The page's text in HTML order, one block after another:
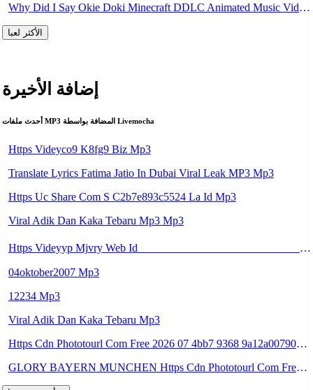
Why Did I Say Okie Doki Minecraft DDLC Animated Music Video Song By The Stupendium Mp3
الأكثر لعبا
إضافة الأخيرة
أحدث ملفات MP3 المضافة بواسطة Livemocha
Https Videyco9 K8fg9 Biz Mp3
Translate Lyrics Fatima Jatio In Dubai Viral Leak MP3 Mp3
Https Uc Share Com S C2b7e893c5524 La Id Mp3
Viral Adik Dan Kaka Tebaru Mp3 Mp3
Https Videyyp Mjvry Web Id ᅠ ᅠ ᅠ ᅠ ᅠ ᅠ ᅠ ᅠ ᅠ ᅠ ᅠ ᅠ ᅠ ᅠ ᅠ ᅠ ᅠ ᅠ ᅠ ᅠ Ok ᅠ ᅠ ᅠ ᅠ ᅠ ᅠ Https Videyyp Mjvry Web Id Mp3
04oktober2007 Mp3
12234 Mp3
Viral Adik Dan Kaka Tebaru Mp3
Https Cdn Phototourl Com Free 2026 07 4bb7 9368 9a12a0079050 Jpg Mp3
GLORY BAYERN MUNCHEN Https Cdn Phototourl Com Free 2026 07 01 473d334d 92dc 416a A7e4 C0f29dfe2354 Jpg Mp3